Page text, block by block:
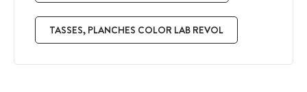
TASSES, PLANCHES COLOR LAB REVOL